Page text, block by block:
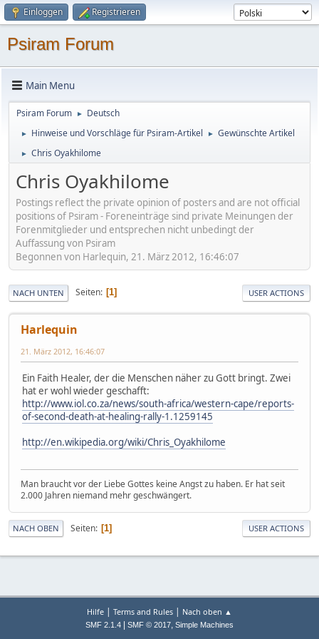
Einloggen Registrieren
Psiram Forum
Main Menu
Psiram Forum ► Deutsch
► Hinweise und Vorschläge für Psiram-Artikel ► Gewünschte Artikel
► Chris Oyakhilome
Chris Oyakhilome
Postings reflect the private opinion of posters and are not official
positions of Psiram - Foreneinträge sind private Meinungen der
Forenmitglieder und entsprechen nicht unbedingt der
Auffassung von Psiram
Begonnen von Harlequin, 21. März 2012, 16:46:07
NACH UNTEN Seiten 1 USER ACTIONS
Harlequin
21. März 2012, 16:46:07
Ein Faith Healer, der die Menschen näher zu Gott bringt. Zwei
hat er wohl wieder geschafft:
http://www.iol.co.za/news/south-africa/western-cape/reports-
of-second-death-at-healing-rally-1.1259145
http://en.wikipedia.org/wiki/Chris_Oyakhilome
Man braucht vor der Liebe Gottes keine Angst zu haben. Er hat seit
2.000 Jahren niemand mehr geschwängert.
NACH OBEN Seiten 1 USER ACTIONS
Hilfe | Terms and Rules | Nach oben ▲
SMF 2.1.4 SMF © 2017, Simple Machines